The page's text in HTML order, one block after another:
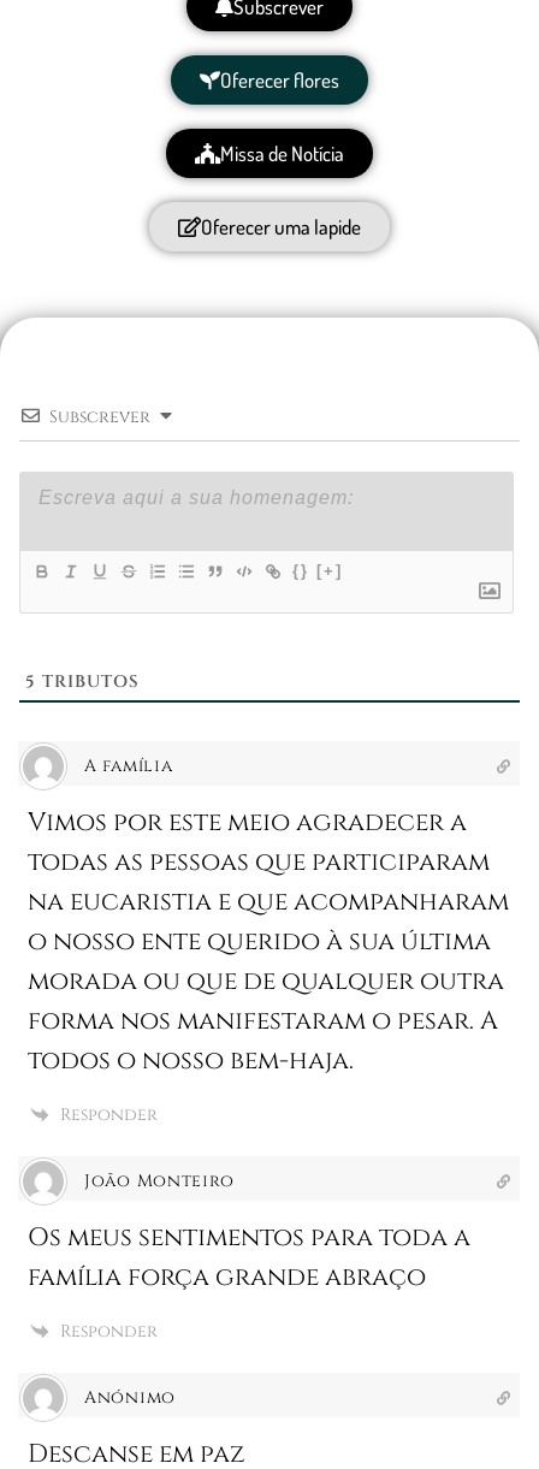
Subscrever
Oferecer flores
Missa de Notícia
Oferecer uma lapide
Subscrever
{} [+]
5 TRIBUTOS
A família
Vimos por este meio agradecer a
todas as pessoas que participaram
na eucaristia e que acompanharam
o nosso ente querido à sua última
morada ou que de qualquer outra
forma nos manifestaram o pesar. A
todos o nosso bem-haja.
Responder
João Monteiro
Os meus sentimentos para toda a
família força grande abraço
Responder
Anónimo
Descanse em paz